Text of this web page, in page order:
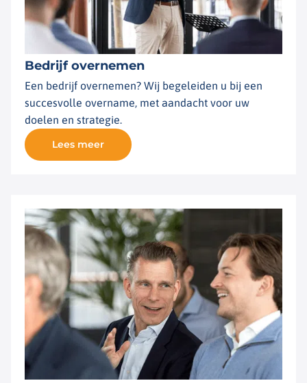
Bedrijf overnemen
Een bedrijf overnemen? Wij begeleiden u bij een
succesvolle overname, met aandacht voor uw
doelen en strategie.
Lees meer